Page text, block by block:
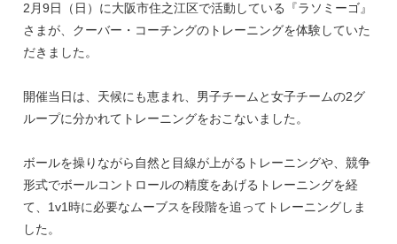
2月9日（日）に大阪市住之江区で活動している『ラソミーゴ』
さまが、クーバー・コーチングのトレーニングを体験していた
だきました。
開催当日は、天候にも恵まれ、男子チームと女子チームの2グ
ループに分かれてトレーニングをおこないました。
ボールを操りながら自然と目線が上がるトレーニングや、競争
形式でボールコントロールの精度をあげるトレーニングを経
て、1v1時に必要なムーブスを段階を追ってトレーニングしま
した。